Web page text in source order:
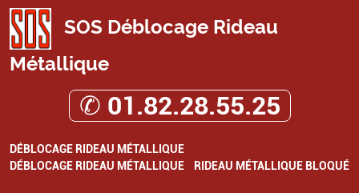
SOS Déblocage Rideau
Métallique
✆ 01.82.28.55.25
DÉBLOCAGE RIDEAU MÉTALLIQUE
DÉBLOCAGE RIDEAU MÉTALLIQUE
RIDEAU MÉTALLIQUE BLOQUÉ